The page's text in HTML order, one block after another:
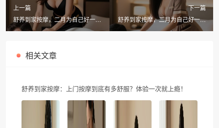
上一篇
舒养到家按摩，二月为自己好一
点，开启上门按摩新体验
下一篇
舒养到家按摩，二月为自己好一点
的上门推拿体验
相关文章
舒养到家按摩：上门按摩到底有多舒服？体验一次就上瘾！